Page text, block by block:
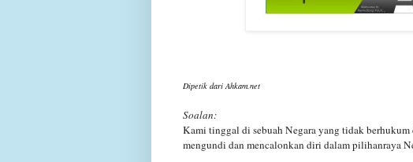
Dipetik dari Ahkam.net
Soalan:
Kami tinggal di sebuah Negara yang tidak
mengundi dan mencalonkan diri dalampilihanraya